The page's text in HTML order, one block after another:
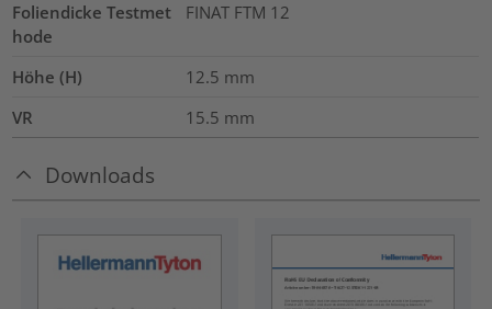
Foliendicke Testmet
hode
FINAT FTM 12
Höhe (H) 12.5 mm
VR
15.5 mm
Downloads